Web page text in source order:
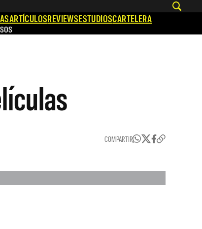
ARTÍCULOSREVIEWSESTUDIOSCARTELERA
COMPARTIR